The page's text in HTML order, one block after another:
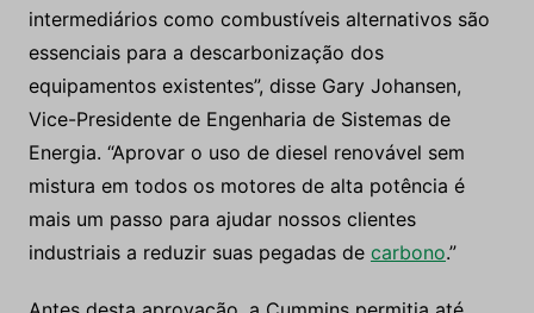
intermediários como combustíveis alternativos são
essenciais para a descarbonização dos
equipamentos existentes”, disse Gary Johansen,
Vice-Presidente de Engenharia de Sistemas de
Energia. “Aprovar o uso de diesel renovável sem
mistura em todos os motores de alta potência é
mais um passo para ajudar nossos clientes
industriais a reduzir suas pegadas de carbono.”